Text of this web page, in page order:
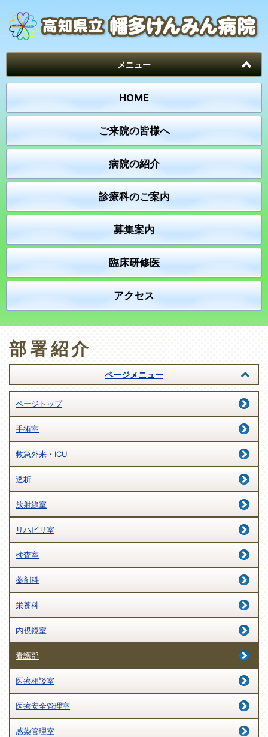
メニュー
HOME
ご来院の皆様へ
病院の紹介
診療科のご案内
募集案内
臨床研修医
アクセス
部署紹介
ページメニュー
ページトップ
手術室
救急外来・ICU
透析
放射線室
リハビリ室
検査室
薬剤科
栄養科
内視鏡室
看護部
医療相談室
医療安全管理室
感染管理室